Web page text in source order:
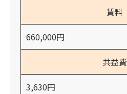
賃料
660,000円
共益費
3,630円